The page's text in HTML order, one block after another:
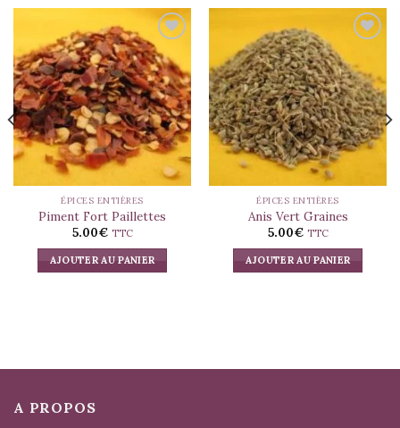
ÉPICES ENTIÈRES
Piment Fort Paillettes
5.00€ TTC
AJOUTER AU PANIER
ÉPICES ENTIÈRES
Anis Vert Graines
5.00€ TTC
AJOUTER AU PANIER
A PROPOS